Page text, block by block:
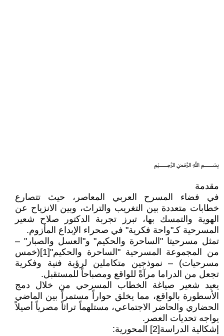
﷽
مقدمة
في فضاء المسرح العربي المعاصر، حيث تتصارع
خطابات متعددة بين التغريب والتراث، وبين الانزياح عن
الهوية والتمسك بها، تبرز تجربة الدكتور صلاح شعير
المسرحية كـ"واحة فكرية" في صحراء الإبداع المأزوم.
تمثل مسرحيتا "الساحرة والحكيم" و"العسل والصبار" –
من المجموعة المسرحية "الساحرة والحكيم"[1](خمس
مسرحيات) – نموذجين متكاملين لرؤية فنية وفكرية
تجعل من الدراما مرآةً للواقع ومصباحاً للمستقبل.
يعيد شعير صياغة الخطاب المسرحي من خلال دمج
الأسطورة بالواقع، مما يخلق حواراً مستمراً بين الماضي
الحضاري والحاضر الاجتماعي، مستلهماً تراثاً مصرياً أصيلاً
يواجه تحديات العصر.
إشكالية الدراسة[2] المحورية: